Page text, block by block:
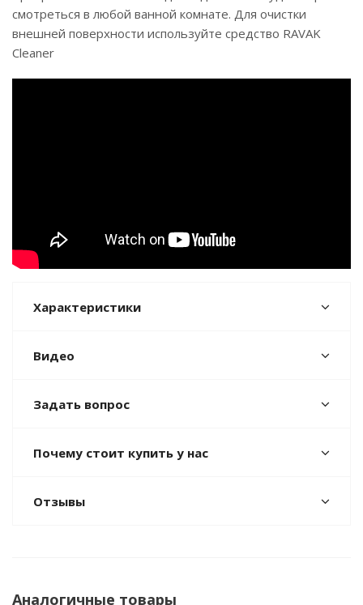
смотреться в любой ванной комнате. Для очистки
внешней поверхности используйте средство RAVAK
Cleaner
Характеристики
Видео
Задать вопрос
Почему стоит купить у нас
Отзывы
Аналогичные товары